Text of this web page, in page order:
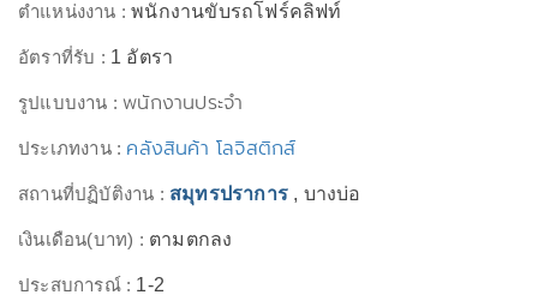
ตำแหน่งงาน :พนักงานขับรถโฟร์คลิฟท์
อัตราที่รับ : 1 อัตรา
รูปแบบงาน :พนักงานประจำ
ประเภทงาน : คลังสินค้า โลจิสติกส์
สถานที่ปฏิบัติงาน : สมุทรปราการ , บางบ่อ
เงินเดือน(บาท) : ตามตกลง
ประสบการณ์ : 1-2